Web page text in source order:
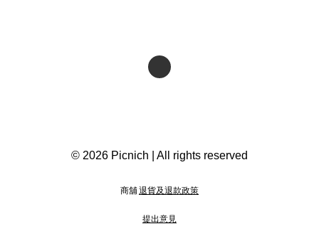
© 2026 Picnich | All rights reserved
商舖退貨及退款政策
提出意見